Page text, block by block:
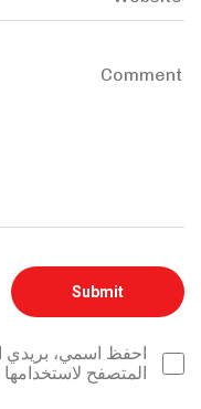
احفظ اسمي، بريدي
المتصفح